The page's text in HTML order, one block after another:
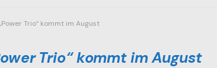
Trio“ kommt im August
Trio“ kommt im August